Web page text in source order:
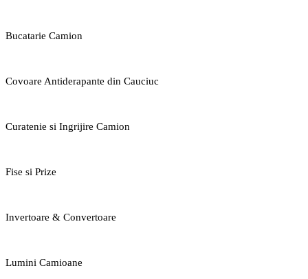
Bucatarie Camion
Covoare Antiderapante din Cauciuc
Curatenie si Ingrijire Camion
Fise si Prize
Invertoare & Convertoare
Lumini Camioane